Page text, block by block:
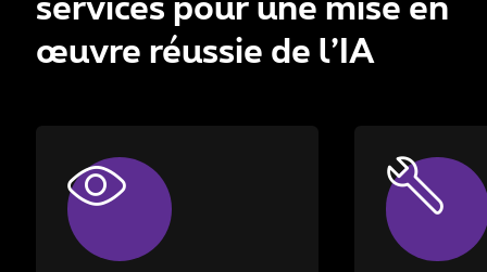
services pour une mise en
œuvre réussie de l’IA